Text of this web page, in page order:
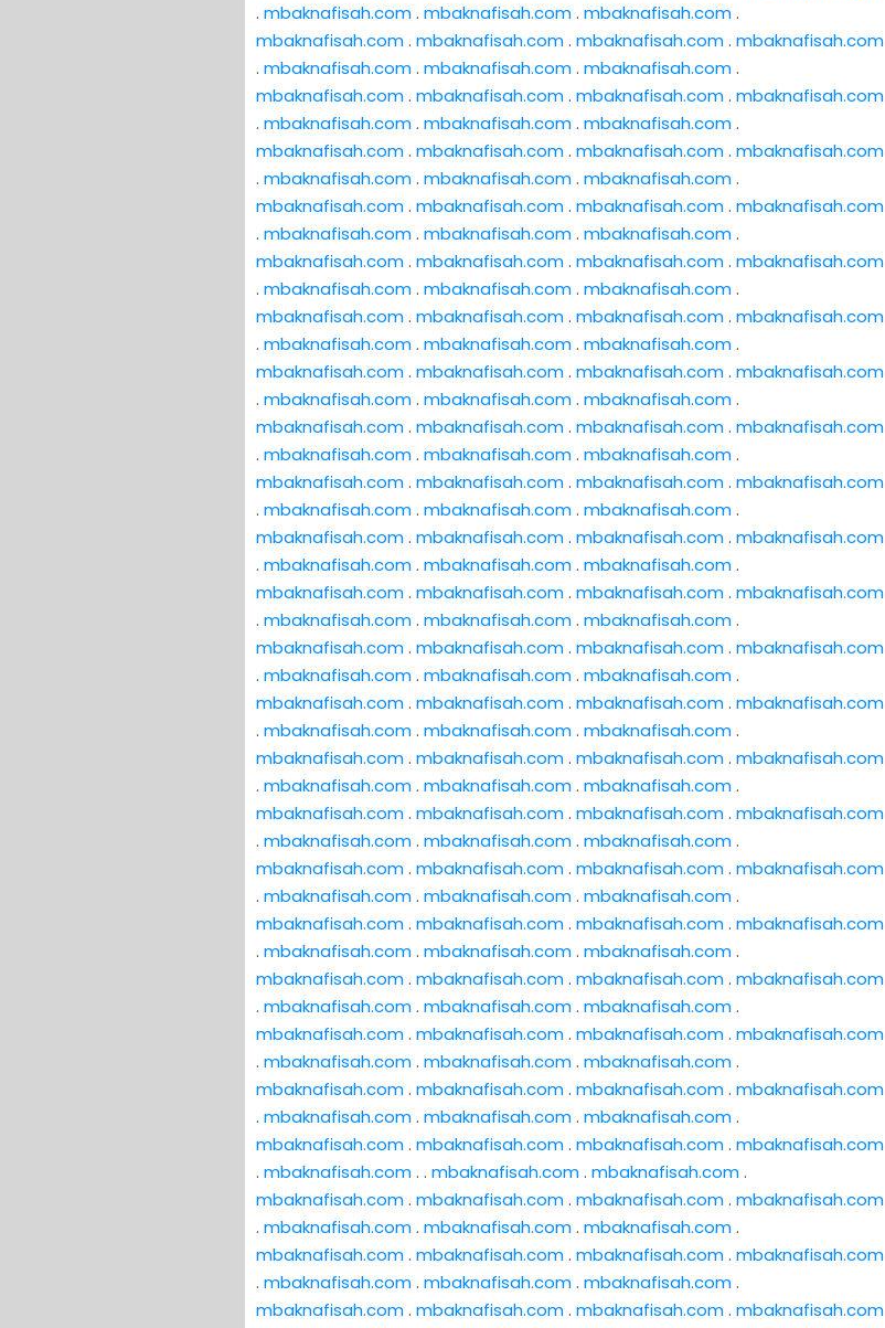
. mbaknafisah.com. mbaknafisah.com. mbaknafisah.com.
mbaknafisah.com. mbaknafisah.com. mbaknafisah.com. mbaknafisah.com
. mbaknafisah.com. mbaknafisah.com. mbaknafisah.com.
mbaknafisah.com. mbaknafisah.com. mbaknafisah.com. mbaknafisah.com
. mbaknafisah.com. mbaknafisah.com. mbaknafisah.com.
mbaknafisah.com. mbaknafisah.com. mbaknafisah.com. mbaknafisah.com
. mbaknafisah.com. mbaknafisah.com. mbaknafisah.com.
mbaknafisah.com. mbaknafisah.com. mbaknafisah.com. mbaknafisah.com
. mbaknafisah.com. mbaknafisah.com. mbaknafisah.com.
mbaknafisah.com. mbaknafisah.com. mbaknafisah.com. mbaknafisah.com
. mbaknafisah.com. mbaknafisah.com. mbaknafisah.com.
mbaknafisah.com. mbaknafisah.com. mbaknafisah.com. mbaknafisah.com
. mbaknafisah.com. mbaknafisah.com. mbaknafisah.com.
mbaknafisah.com. mbaknafisah.com. mbaknafisah.com. mbaknafisah.com
. mbaknafisah.com. mbaknafisah.com. mbaknafisah.com.
mbaknafisah.com. mbaknafisah.com. mbaknafisah.com. mbaknafisah.com
. mbaknafisah.com. mbaknafisah.com. mbaknafisah.com.
mbaknafisah.com. mbaknafisah.com. mbaknafisah.com. mbaknafisah.com
. mbaknafisah.com. mbaknafisah.com. mbaknafisah.com.
mbaknafisah.com. mbaknafisah.com. mbaknafisah.com. mbaknafisah.com
. mbaknafisah.com. mbaknafisah.com. mbaknafisah.com.
mbaknafisah.com. mbaknafisah.com. mbaknafisah.com. mbaknafisah.com
. mbaknafisah.com. mbaknafisah.com. mbaknafisah.com.
mbaknafisah.com. mbaknafisah.com. mbaknafisah.com. mbaknafisah.com
. mbaknafisah.com. mbaknafisah.com. mbaknafisah.com.
mbaknafisah.com. mbaknafisah.com. mbaknafisah.com. mbaknafisah.com
. mbaknafisah.com. mbaknafisah.com. mbaknafisah.com.
mbaknafisah.com. mbaknafisah.com. mbaknafisah.com. mbaknafisah.com
. mbaknafisah.com. mbaknafisah.com. mbaknafisah.com.
mbaknafisah.com. mbaknafisah.com. mbaknafisah.com. mbaknafisah.com
. mbaknafisah.com. mbaknafisah.com. mbaknafisah.com.
mbaknafisah.com. mbaknafisah.com. mbaknafisah.com. mbaknafisah.com
. mbaknafisah.com. mbaknafisah.com. mbaknafisah.com.
mbaknafisah.com. mbaknafisah.com. mbaknafisah.com. mbaknafisah.com
. mbaknafisah.com. mbaknafisah.com. mbaknafisah.com.
mbaknafisah.com. mbaknafisah.com. mbaknafisah.com. mbaknafisah.com
. mbaknafisah.com. mbaknafisah.com. mbaknafisah.com.
mbaknafisah.com. mbaknafisah.com. mbaknafisah.com. mbaknafisah.com
. mbaknafisah.com. mbaknafisah.com. mbaknafisah.com.
mbaknafisah.com. mbaknafisah.com. mbaknafisah.com. mbaknafisah.com
. mbaknafisah.com. mbaknafisah.com. mbaknafisah.com.
mbaknafisah.com. mbaknafisah.com. mbaknafisah.com. mbaknafisah.com
. mbaknafisah.com. . mbaknafisah.com. mbaknafisah.com.
mbaknafisah.com. mbaknafisah.com. mbaknafisah.com. mbaknafisah.com
. mbaknafisah.com. mbaknafisah.com. mbaknafisah.com.
mbaknafisah.com. mbaknafisah.com. mbaknafisah.com. mbaknafisah.com
. mbaknafisah.com. mbaknafisah.com. mbaknafisah.com.
mbaknafisah.com. mbaknafisah.com. mbaknafisah.com. mbaknafisah.com